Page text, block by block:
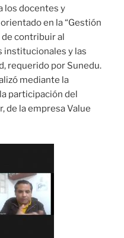
los docentes y
en la “Gestión
de contribuir al
institucionales y las
requerido por Sunedu.
mediante la
participación del
de la empresa Value